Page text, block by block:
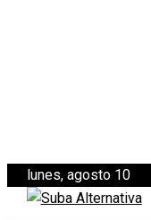
lunes, agosto 10